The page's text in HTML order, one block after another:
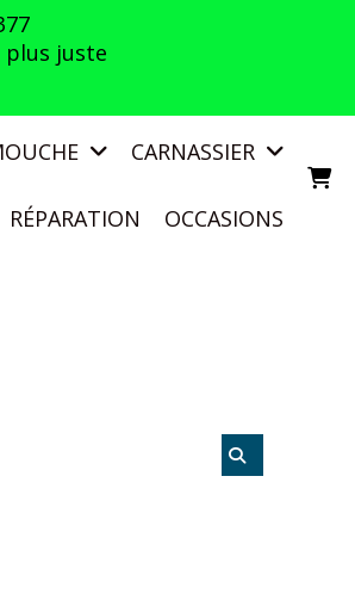
plus juste
CARNASSIER
RÉPARATION OCCASIONS